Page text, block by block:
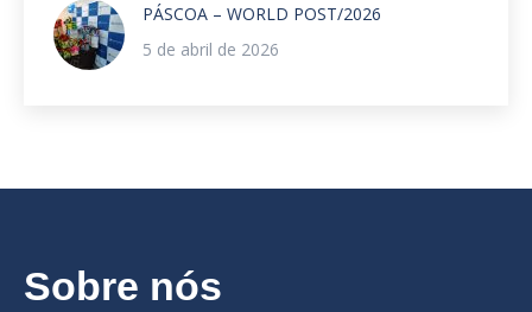
PÁSCOA – WORLD POST/2026
5 de abril de 2026
Sobre nós